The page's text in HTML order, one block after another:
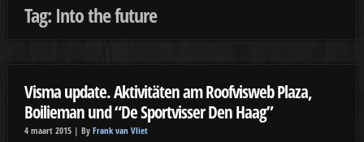
Tag: Into the future
Visma update. Aktivitäten am Roofvisweb Plaza,
Boilieman und “De Sportvisser Den Haag”
4 maart 2015 | By Frank van Vliet